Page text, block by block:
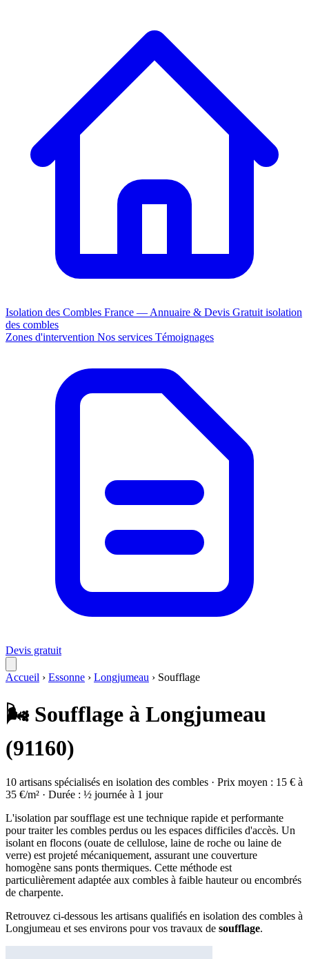
Isolation des Combles France — Annuaire & Devis Gratuit isolation
des combles
Zones d'intervention Nos services Témoignages
Devis gratuit
Accueil › Essonne › Longjumeau › Soufflage
🌬️ Soufflage à Longjumeau
(91160)
10 artisans spécialisés en isolation des combles · Prix moyen : 15 € à
35 €/m² · Durée : ½ journée à 1 jour
L'isolation par soufflage est une technique rapide et performante
pour traiter les combles perdus ou les espaces difficiles d'accès. Un
isolant en flocons (ouate de cellulose, laine de roche ou laine de
verre) est projeté mécaniquement, assurant une couverture
homogène sans ponts thermiques. Cette méthode est
particulièrement adaptée aux combles à faible hauteur ou encombrés
de charpente.
Retrouvez ci-dessous les artisans qualifiés en isolation des combles à
Longjumeau et ses environs pour vos travaux de soufflage.